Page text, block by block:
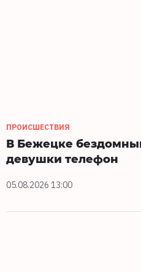
ПРОИСШЕСТВИЯ
В Бежецке
девушки телефон
05.08.2026 13:00